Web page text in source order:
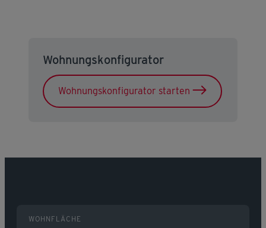
Wohnungskonfigurator
Wohnungskonfigurator starten
WOHNFLÄCHE